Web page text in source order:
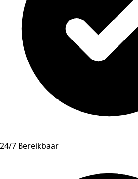
24/7 Bereikbaar